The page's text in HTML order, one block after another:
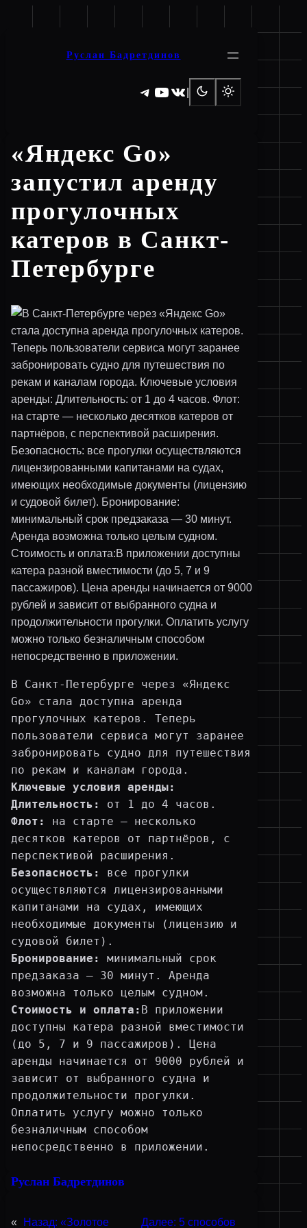
Руслан Бадретдинов
Telegram YouTube ВКонтакте |
«Яндекс Go»
запустил аренду
прогулочных
катеров в Санкт-
Петербурге
В Санкт-Петербурге через «Яндекс
Go» стала доступна аренда
прогулочных катеров. Теперь
пользователи сервиса могут заранее
забронировать судно для путешествия
по рекам и каналам города.
Ключевые условия аренды:
Длительность:
от 1 до 4 часов.
Флот:
на старте — несколько
десятков катеров от партнёров, с
перспективой расширения.
Безопасность:
все прогулки
осуществляются лицензированными
капитанами на судах, имеющих
необходимые документы (лицензию и
судовой билет).
Бронирование:
минимальный срок
предзаказа — 30 минут. Аренда
возможна только целым судном.
Стоимость и оплата: В приложении
доступны катера разной вместимости
(до 5, 7 и 9 пассажиров). Цена
аренды начинается от 9000 рублей и
зависит от выбранного судна и
продолжительности прогулки.
Оплатить услугу можно только
безналичным способом
непосредственно в приложении.
Руслан Бадретдинов
« Назад: «Золотое Далее: 5 способов